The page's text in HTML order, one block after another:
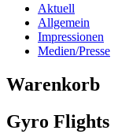
Aktuell
Allgemein
Impressionen
Medien/Presse
Warenkorb
Gyro Flights